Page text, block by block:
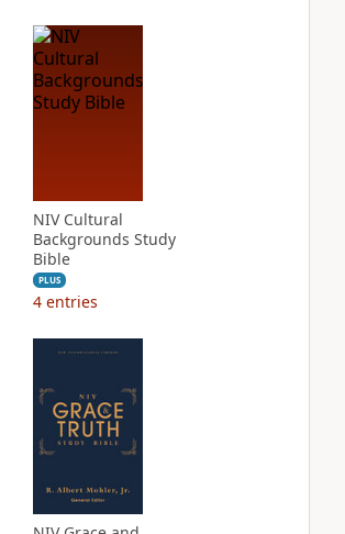
NIV Cultural
Backgrounds Study
Bible
PLUS
4 entries